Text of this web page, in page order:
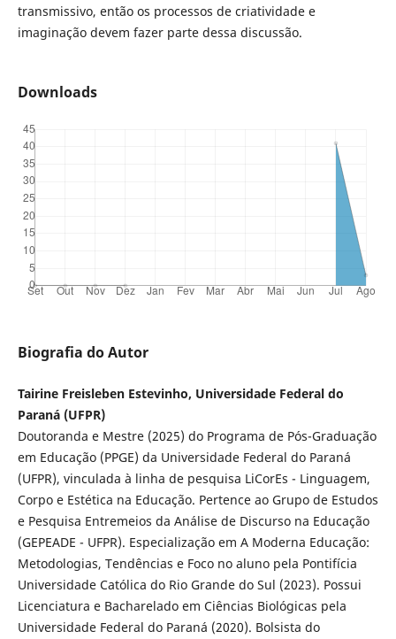
transmissivo, então os processos de criatividade e
imaginação devem fazer parte dessa discussão.
Downloads
Biografia do Autor
Tairine Freisleben Estevinho, Universidade Federal do
Paraná (UFPR)
Doutoranda e Mestre (2025) do Programa de Pós-Graduação
em Educação (PPGE) da Universidade Federal do Paraná
(UFPR), vinculada à linha de pesquisa LiCorEs - Linguagem,
Corpo e Estética na Educação. Pertence ao Grupo de Estudos
e Pesquisa Entremeios da Análise de Discurso na Educação
(GEPEADE - UFPR). Especialização em A Moderna Educação:
Metodologias, Tendências e Foco no aluno pela Pontifícia
Universidade Católica do Rio Grande do Sul (2023). Possui
Licenciatura e Bacharelado em Ciências Biológicas pela
Universidade Federal do Paraná (2020). Bolsista do